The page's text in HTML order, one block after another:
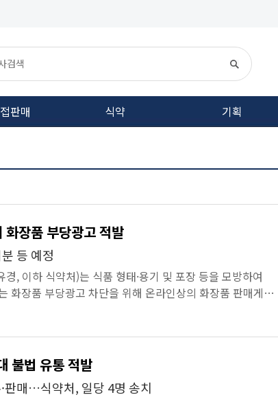
판매 식약 기획
장품 부당광고 적발
등 예정
, 이하 식약처)는 식품 형태·용기 및 포장 등을 모방하여
화장품 부당광고 차단을 위해 온라인상의 화장품 판매게시
다고 밝혔...
불법 유통 적발
판매…식약처, 일당 4명 송치